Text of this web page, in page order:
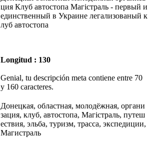
ция Клуб автостопа Магістраль - первый и
единственный в Украине легализованый к
луб автостопа
Longitud : 130
Genial, tu descripción meta contiene entre 70
y 160 caracteres.
Донецкая, областная, молодёжная, органи
зация, клуб, автостопа, Магістраль, путеш
ествия, эльба, туризм, трасса, экспедиции,
Магистраль